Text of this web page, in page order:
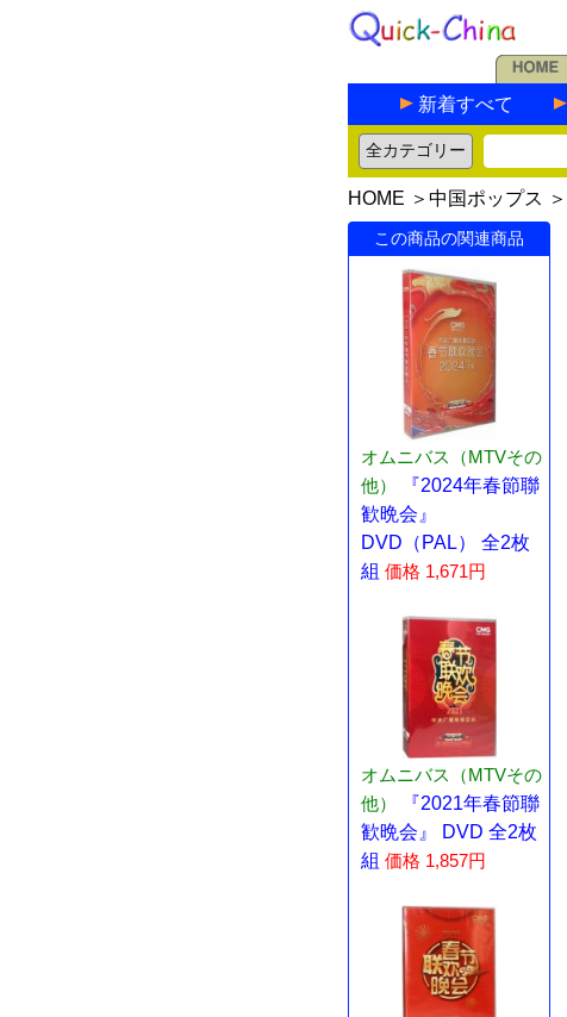
新着すべて
HOME ＞ 中国ポップス ＞
この商品の関連商品
オムニバス（MTVその
他）
『2024年春節聯
歓晩会』
DVD（PAL） 全2枚
組 価格 1,671円
オムニバス（MTVその
他）
『2021年春節聯
歓晩会』 DVD 全2枚
組 価格 1,857円